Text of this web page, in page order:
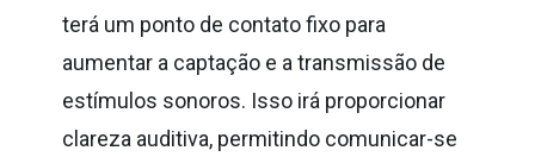
terá um ponto de contato fixo para
aumentar a captação e a transmissão de
estímulos sonoros. Isso irá proporcionar
clareza auditiva, permitindo comunicar-se